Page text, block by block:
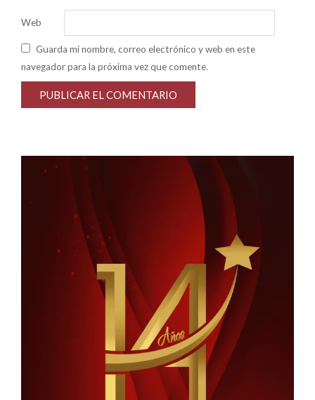
Web
Guarda mi nombre, correo electrónico y web en este
navegador para la próxima vez que comente.